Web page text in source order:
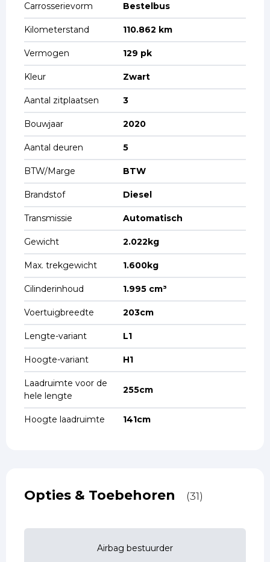
Carrosserievorm Bestelbus
Kilometerstand 110.862 km
Vermogen 129 pk
Kleur Zwart
Aantal zitplaatsen 3
Bouwjaar 2020
Aantal deuren 5
BTW/Marge BTW
Brandstof Diesel
Transmissie Automatisch
Gewicht 2.022kg
Max. trekgewicht 1.600kg
Cilinderinhoud 1.995 cm³
Voertuigbreedte 203cm
Lengte-variant L1
Hoogte-variant H1
Laadruimte voor de
hele lengte
255cm
Hoogte laadruimte 141cm
Opties & Toebehoren (31)
Airbag bestuurder